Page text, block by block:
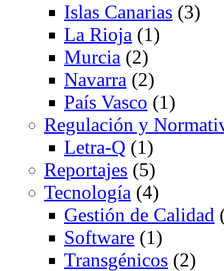
Islas Canarias (3)
La Rioja (1)
Murcia (2)
Navarra (2)
País Vasco (1)
Regulación y
Letra-Q (1)
Reportajes (5)
Tecnología (4)
Gestión de Calidad
Software (1)
Transgénicos (2)